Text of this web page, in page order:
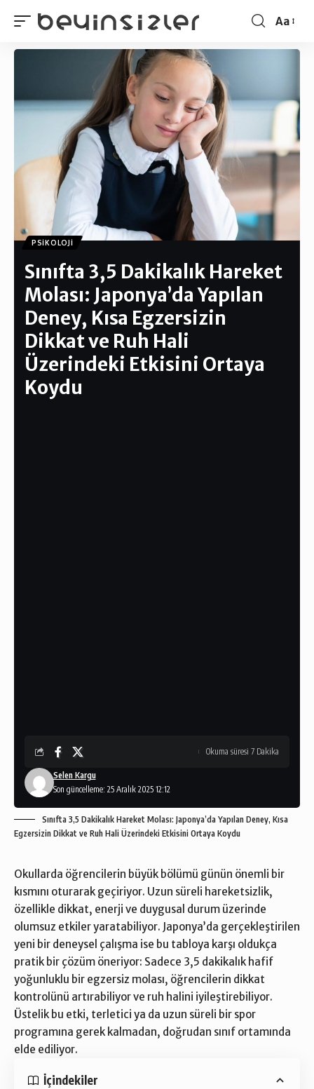
Aa
PSIKOLOJI
Sınıfta 3,5 Dakikalık Hareket
Molası: Japonya’da Yapılan
Deney, Kısa Egzersizin
Dikkat ve Ruh Hali
Üzerindeki Etkisini Ortaya
Koydu
Son güncelleme: 25 Aralık 2025 12:12
Selen Kargu
Okuma süresi 7 Dakika
Sınıfta 3,5 Dakikalık Hareket Molası: Japonya’da Yapılan Deney, Kısa
Egzersizin Dikkat ve Ruh Hali Üzerindeki Etkisini Ortaya Koydu
Okullarda öğrencilerin büyük bölümü günün önemli bir
kısmını oturarak geçiriyor. Uzun süreli hareketsizlik,
özellikle dikkat, enerji ve duygusal durum üzerinde
olumsuz etkiler yaratabiliyor. Japonya’da gerçekleştirilen
yeni bir deneysel çalışma ise bu tabloya karşı oldukça
pratik bir çözüm öneriyor: Sadece 3,5 dakikalık hafif
yoğunluklu bir egzersiz molası, öğrencilerin dikkat
kontrolünü artırabiliyor ve ruh halini iyileştirebiliyor.
Üstelik bu etki, terletici ya da uzun süreli bir spor
programına gerek kalmadan, doğrudan sınıf ortamında
elde ediliyor.
İçindekiler